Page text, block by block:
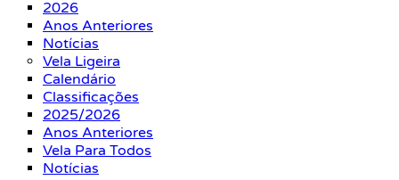
2026
Anos Anteriores
Notícias
Vela Ligeira
Calendário
Classificações
2025/2026
Anos Anteriores
Vela Para Todos
Notícias